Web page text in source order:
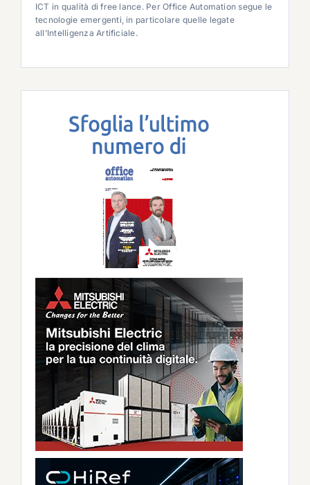
ICT in qualità di free lance. Per Office Automation segue le
tecnologie emergenti, in particolare quelle legate
all’Intelligenza Artificiale.